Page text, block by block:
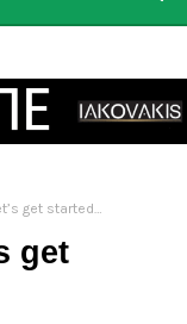
get started…
get